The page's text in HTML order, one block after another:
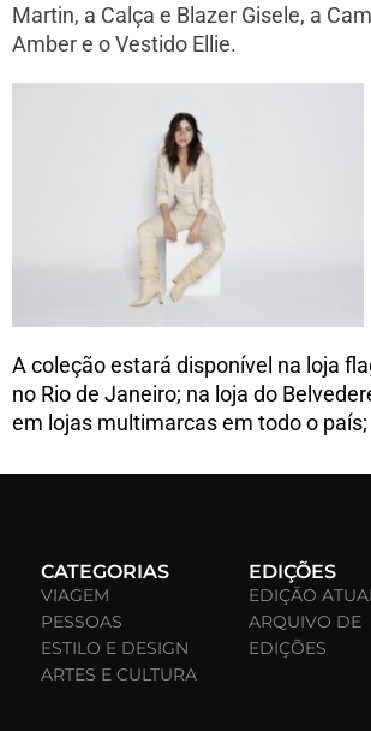
Martin, a Calça e Blazer Gisele, a
Amber e o Vestido Ellie.
A coleção estará disponível na loja
no Rio de Janeiro; na loja do
em lojas multimarcas em todo o
CATEGORIAS
VIAGEM
PESSOAS
ESTILO E DESIGN
ARTES E CULTURA
EDIÇÕES
EDIÇÃO
ARQUIVO DE
EDIÇÕES